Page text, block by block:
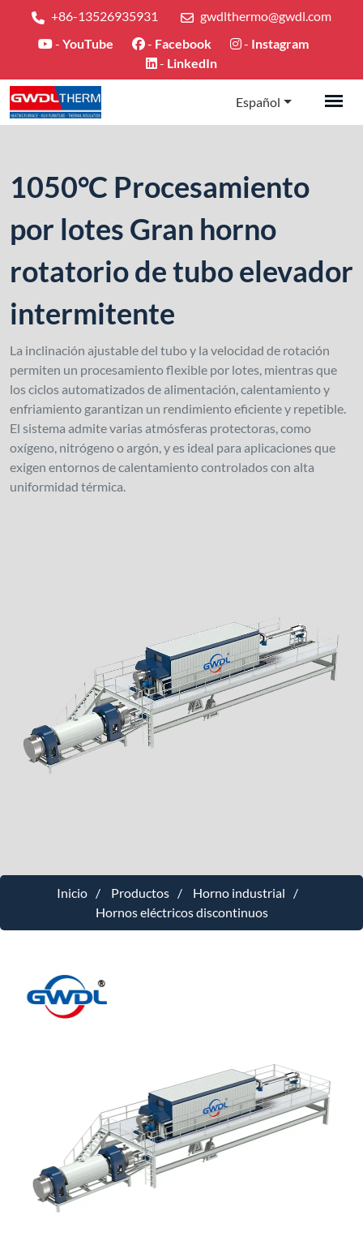
+86-13526935931
gwdlthermo@gwdl.com
- YouTube - Facebook - Instagram
- LinkedIn
Español
1050°C Procesamiento
por lotes Gran horno
rotatorio de tubo elevador
intermitente
La inclinación ajustable del tubo y la velocidad de rotación
permiten un procesamiento flexible por lotes, mientras que
los ciclos automatizados de alimentación, calentamiento y
enfriamiento garantizan un rendimiento eficiente y repetible.
El sistema admite varias atmósferas protectoras, como
oxígeno, nitrógeno o argón, y es ideal para aplicaciones que
exigen entornos de calentamiento controlados con alta
uniformidad térmica.
Inicio Productos
Horno industrial
Hornos eléctricos discontinuos